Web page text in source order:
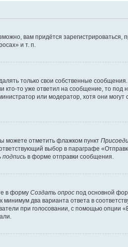
вам придётся
и т. п.
только свои собственные
то уже ответил на сообщение, то под
или модератор, хотя они
можете отметить флажком пункт
выбор в параграфе
в форме отправки сообщения.
в форму Создать опрос под основной
два варианта ответа в
при голосовании, с помощью опции